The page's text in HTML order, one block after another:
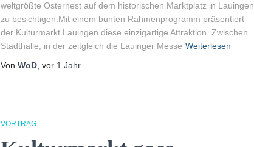
weltgrößte Osternest auf dem historischen Marktplatz in Lauingen
zu besichtigen.Mit einem bunten Rahmenprogramm präsentiert
der Kulturmarkt Lauingen diese einzigartige Attraktion. Zwischen
Stadthalle, in der zeitgleich die Lauinger Messe Weiterlesen
Von WoD , vor 1 Jahr
VORTRAG